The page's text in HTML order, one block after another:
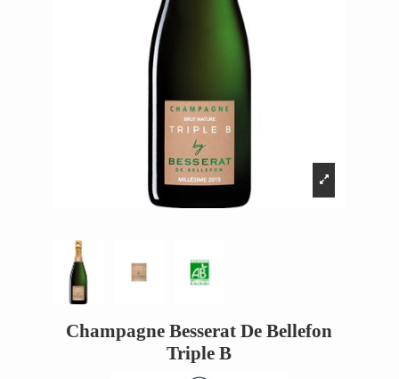
Champagne Besserat De Bellefon
Triple B